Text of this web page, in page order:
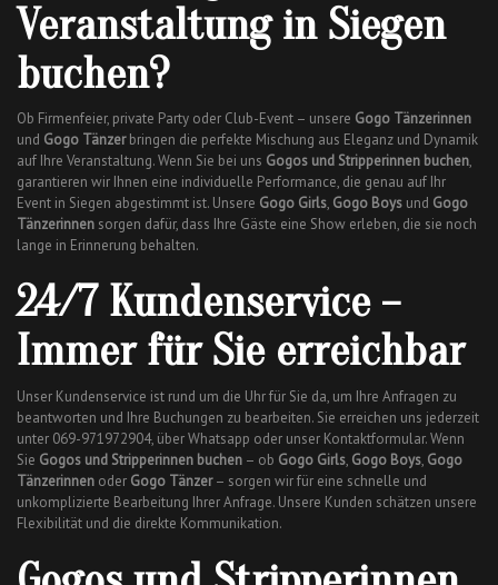
Veranstaltung in Siegen
buchen?
Ob Firmenfeier, private Party oder Club-Event – unsere Gogo Tänzerinnen
und Gogo Tänzerbringen die perfekte Mischung aus Eleganz und Dynamik
auf Ihre Veranstaltung. Wenn Sie bei uns Gogos und Stripperinnen buchen,
garantieren wir Ihnen eine individuelle Performance, die genau auf Ihr
Event in Siegen abgestimmt ist. Unsere Gogo Girls, Gogo Boys und Gogo
Tänzerinnen sorgen dafür, dass Ihre Gäste eine Show erleben, die sie noch
lange in Erinnerung behalten.
24/7 Kundenservice –
Immer für Sie erreichbar
Unser Kundenservice ist rund um die Uhr für Sie da, um Ihre Anfragen zu
beantworten und Ihre Buchungen zu bearbeiten. Sie erreichen uns jederzeit
unter 069-971972904, über Whatsapp oder unser Kontaktformular. Wenn
Sie Gogos und Stripperinnen buchen – ob Gogo Girls, Gogo Boys, Gogo
Tänzerinnen oder Gogo Tänzer– sorgen wir für eine schnelle und
unkomplizierte Bearbeitung Ihrer Anfrage. Unsere Kunden schätzen unsere
Flexibilität und die direkte Kommunikation.